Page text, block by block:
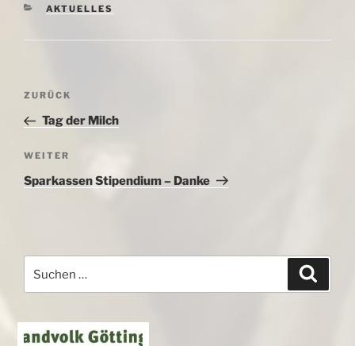
KATEGORIEN
AKTUELLES
Beitragsnavigation
Vorheriger
Beitrag
ZURÜCK
Tag der Milch
Nächster
Beitrag
WEITER
Sparkassen Stipendium – Danke
nach: